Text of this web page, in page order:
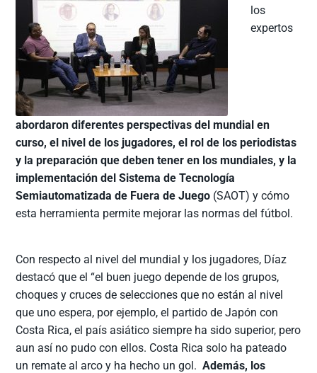
los
expertos
abordaron diferentes perspectivas del mundial en
curso, el nivel de los jugadores, el rol de los periodistas
y la preparación que deben tener en los mundiales, y la
implementación del Sistema de Tecnología
Semiautomatizada de Fuera de Juego (SAOT) y cómo
esta herramienta permite mejorar las normas del fútbol.
Con respecto al nivel del mundial y los jugadores, Díaz
destacó que el “el buen juego depende de los grupos,
choques y cruces de selecciones que no están al nivel
que uno espera, por ejemplo, el partido de Japón con
Costa Rica, el país asiático siempre ha sido superior, pero
aun así no pudo con ellos. Costa Rica solo ha pateado
un remate al arco y ha hecho un gol.Además, los